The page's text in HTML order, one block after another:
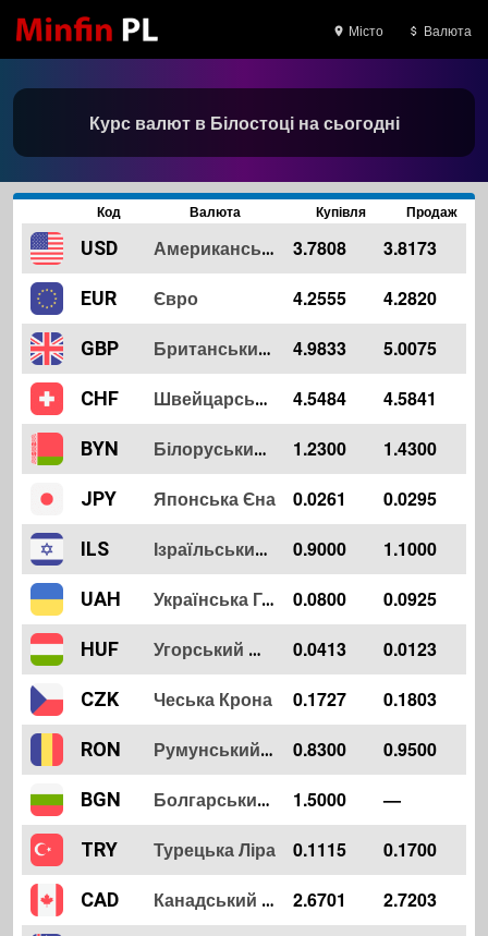
Місто Валюта
Курс валют в Білостоці на сьогодні
Код Валюта Купівля Продаж
USD Американський долар 3.7808 3.8173
EUR Євро 4.2555 4.2820
GBP Британський Фунт 4.9833 5.0075
CHF Швейцарський Франк 4.5484 4.5841
BYN Білоруський Рубль 1.2300 1.4300
JPY Японська Єна 0.0261 0.0295
ILS Ізраїльський Шекель 0.9000 1.1000
UAH Українська Гривня 0.0800 0.0925
HUF Угорський Форинт 0.0413 0.0123
CZK Чеська Крона 0.1727 0.1803
RON Румунський Лей 0.8300 0.9500
BGN Болгарський Лев 1.5000 —
TRY Турецька Ліра 0.1115 0.1700
CAD Канадський Долар 2.6701 2.7203